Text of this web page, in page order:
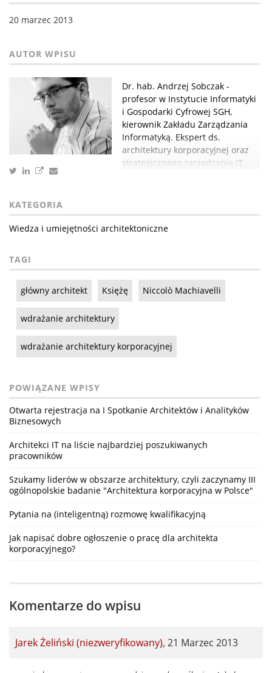
20 marzec 2013
Dr. hab. Andrzej Sobczak -
profesor w Instytucie Informatyki
i Gospodarki Cyfrowej SGH,
kierownik Zakładu Zarządzania
Informatyką. Ekspert ds.
architektury korporacyjnej oraz
strategicznego zarządzania IT.
KATEGORIA
Wiedza i umiejętności architektoniczne
TAGI
główny architekt Księżę Niccolò Machiavelli
wdrażanie architektury
wdrażanie architektury korporacyjnej
POWIĄZANE WPISY
Otwarta rejestracja na I Spotkanie Architektów i Analityków
Biznesowych
Architekci IT na liście najbardziej poszukiwanych
pracowników
Szukamy liderów w obszarze architektury, czyli zaczynamy III
ogólnopolskie badanie "Architektura korporacyjna w Polsce"
Pytania na (inteligentną) rozmowę kwalifikacyjną
Jak napisać dobre ogłoszenie o pracę dla architekta
korporacyjnego?
Komentarze do wpisu
Jarek Żeliński (niezweryfikowany), 21 Marzec 2013